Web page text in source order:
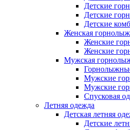
Детские
Детские
Детские
Женская
Женские
Женские
Мужская
Мужские
Мужские
Спусковая
Летняя одежда
Детская летняя
Детские